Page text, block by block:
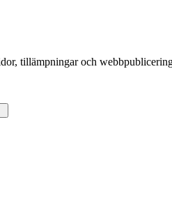
tillämpningar och